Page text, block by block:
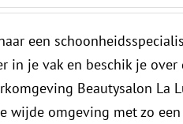
een
in je vak en beschik je over
Beautysalon La
wijde omgeving met zo